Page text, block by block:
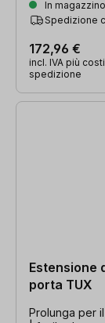
In
Spedizione
172,96 €
incl. IVA più
spedizione
Estensione
porta TUX
Prolunga per